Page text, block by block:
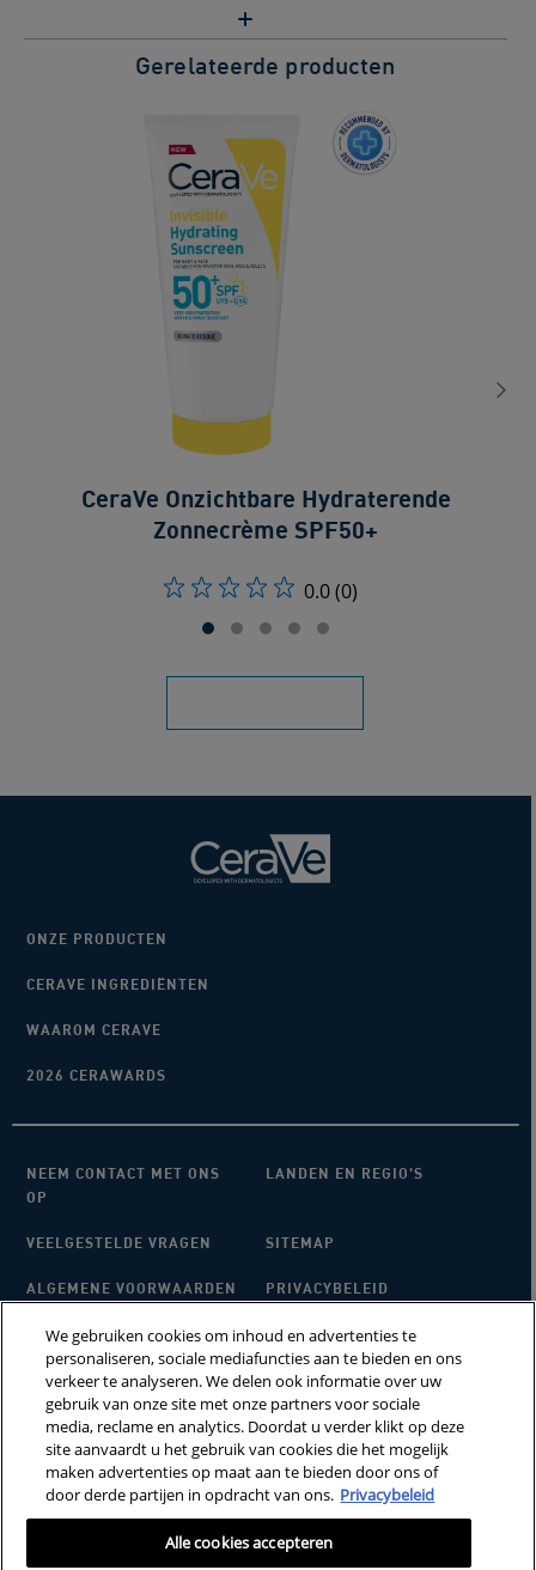
Gerelateerde producten
CeraVe Onzichtbare Hydraterende
Zonnecrème SPF50+
0.0(0)
ONZE PRODUCTEN
CERAVE INGREDIËNTEN
WAAROM CERAVE
2026 CERAWARDS
NEEM CONTACT MET ONS
OP
LANDEN EN REGIO'S
VEELGESTELDE VRAGEN SITEMAP
ALGEMENE VOORWAARDEN PRIVACYBELEID
ALGEMENE VOORWAARDEN
VOOR CONSUMENTEN
REVIEWS EN RECENSIES
MIJN COOKIE-
INSTELLINGEN
Deze site is bedoeld voor consumenten uit de Benelux. Cookies en
gerelateerde technologie worden gebruikt voor advertenties. Voor meer
informatie of om je af te melden, ga je naar
AdChoicesen ons privacybeleid.
CeraVe behandelt geen subcutane aandoeningen. MVE is een geregistreerd
We gebruiken cookies om inhoud en advertenties te
personaliseren, sociale mediafuncties aan te bieden en ons
verkeer te analyseren. We delen ook informatie over uw
gebruik van onze site met onze partners voor sociale
media, reclame en analytics. Doordat u verder klikt op deze
site aanvaardt u het gebruik van cookies die het mogelijk
maken advertenties op maat aan te bieden door ons of
door derde partijen in opdracht van ons. Privacybeleid
Alle cookies accepteren